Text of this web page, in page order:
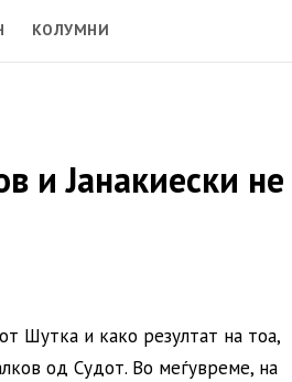
КОЛУМНИ
и Јанакиески не
Шутка и како резултат на тоа,
од Судот. Во меѓувреме, на